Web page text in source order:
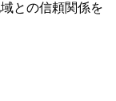
との信頼関係を